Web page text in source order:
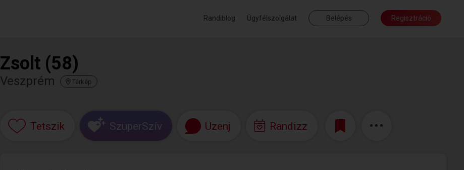
Randiblog Ügyfélszolgálat Belépés Regisztráció
Zsolt (58)
Veszprém Térkép
Tetszik SzuperSzív Üzenj Randizz